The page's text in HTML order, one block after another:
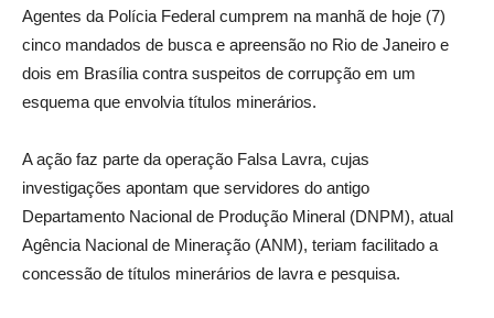
Agentes da Polícia Federal cumprem na manhã de hoje (7)
cinco mandados de busca e apreensão no Rio de Janeiro e
dois em Brasília contra suspeitos de corrupção em um
esquema que envolvia títulos minerários.
A ação faz parte da operação Falsa Lavra, cujas
investigações apontam que servidores do antigo
Departamento Nacional de Produção Mineral (DNPM), atual
Agência Nacional de Mineração (ANM), teriam facilitado a
concessão de títulos minerários de lavra e pesquisa.